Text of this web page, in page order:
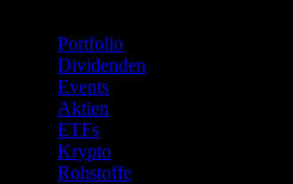
Portfolio
Dividenden
Events
Aktien
ETFs
Krypto
Rohstoffe